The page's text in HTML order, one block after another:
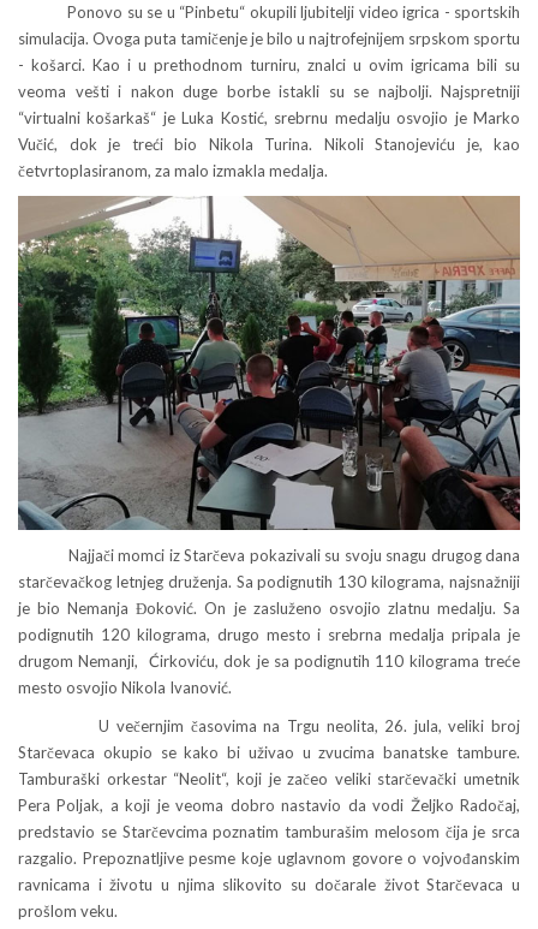
Ponovo su se u “Pinbetu“ okupili ljubitelji video igrica - sportskih
simulacija. Ovoga puta tamičenje je bilo u najtrofejnijem srpskom sportu
- košarci. Kao i u prethodnom turniru, znalci u ovim igricama bili su
veoma vešti i nakon duge borbe istakli su se najbolji. Najspretniji
“virtualni košarkaš“ je Luka Kostić, srebrnu medalju osvojio je Marko
Vučić, dok je treći bio Nikola Turina. Nikoli Stanojeviću je, kao
četvrtoplasiranom, za malo izmakla medalja.
Najjači momci iz Starčeva pokazivali su svoju snagu drugog dana
starčevačkog letnjeg druženja. Sa podignutih 130 kilograma, najsnažniji
je bio Nemanja Đoković. On je zasluženo osvojio zlatnu medalju. Sa
podignutih 120 kilograma, drugo mesto i srebrna medalja pripala je
drugom Nemanji, Ćirkoviću, dok je sa podignutih 110 kilograma treće
mesto osvojio Nikola Ivanović.
U večernjim časovima na Trgu neolita, 26. jula, veliki broj
Starčevaca okupio se kako bi uživao u zvucima banatske tambure.
Tamburaški orkestar “Neolit“, koji je začeo veliki starčevački umetnik
Pera Poljak, a koji je veoma dobro nastavio da vodi Željko Radočaj,
predstavio se Starčevcima poznatim tamburašim melosom čija je srca
razgalio. Prepoznatljive pesme koje uglavnom govore o vojvođanskim
ravnicama i životu u njima slikovito su dočarale život Starčevaca u
prošlom veku.